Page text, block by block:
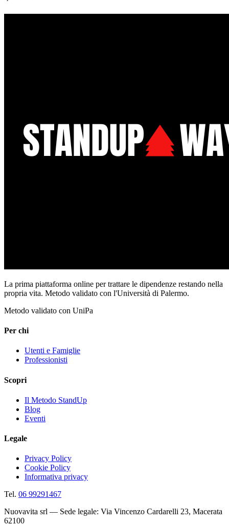
La prima piattaforma online per trattare le dipendenze restando nella
propria vita. Metodo validato con l'Università di Palermo.
Metodo validato con UniPa
Per chi
Utenti e Famiglie
Professionisti
Scopri
Il Metodo StandUp
Blog
Eventi
Legale
Privacy Policy
Cookie Policy
Informativa privacy
Tel. 06 99291467
Nuovavita srl — Sede legale: Via Vincenzo Cardarelli 23, Macerata
62100